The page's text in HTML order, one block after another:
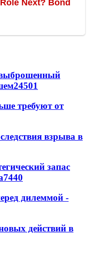
24501
требуют от
взрыва в
запас
7440
дилеммой -
действий в